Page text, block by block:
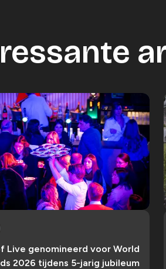
Live genomineerd voor World
2026 tijdens 5-jarig jubileum